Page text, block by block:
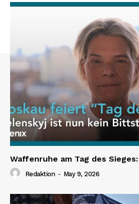
Waffenruhe am Tag des
Redaktion - May 9, 2026